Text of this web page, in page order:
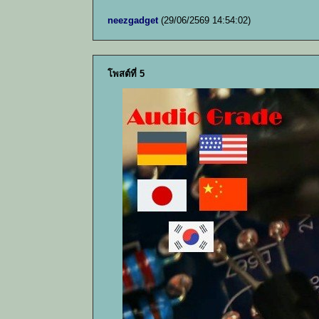
neezgadget (29/06/2569 14:54:02)
โพสต์ที่ 5